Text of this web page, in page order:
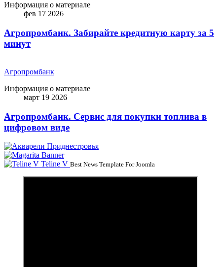
Информация о материале
фев 17 2026
Агропромбанк. Забирайте кредитную карту за 5
минут
Агропромбанк
Информация о материале
март 19 2026
Агропромбанк. Сервис для покупки топлива в
цифровом виде
Teline V Best News Template For Joomla